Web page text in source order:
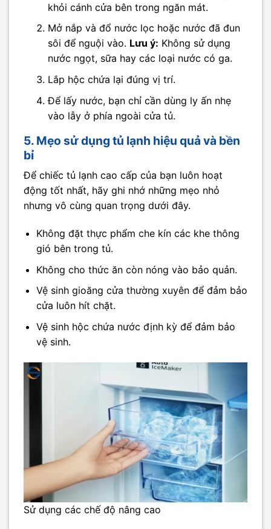
khỏi cánh cửa bên trong ngăn mát.
Mở nắp và đổ nước lọc hoặc nước đã đun
sôi để nguội vào. Lưu ý: Không sử dụng
nước ngọt, sữa hay các loại nước có ga.
Lắp hộc chứa lại đúng vị trí.
Để lấy nước, bạn chỉ cần dùng ly ấn nhẹ
vào lẫy ở phía ngoài cửa tủ.
5. Mẹo sử dụng tủ lạnh hiệu quả và bền
bỉ
Để chiếc tủ lạnh cao cấp của bạn luôn hoạt
động tốt nhất, hãy ghi nhớ những mẹo nhỏ
nhưng vô cùng quan trọng dưới đây.
Không đặt thực phẩm che kín các khe thông
gió bên trong tủ.
Không cho thức ăn còn nóng vào bảo quản.
Vệ sinh gioăng cửa thường xuyên để đảm bảo
cửa luôn hít chặt.
Vệ sinh hộc chứa nước định kỳ để đảm bảo
vệ sinh.
Sử dụng các chế độ nâng cao